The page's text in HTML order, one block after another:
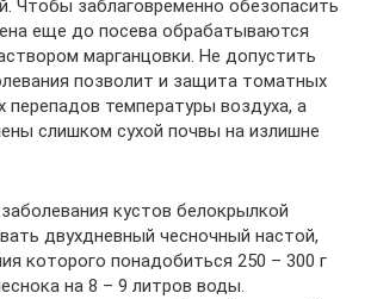
Чтобы заблаговременно обезопасить
еще до посева обрабатываются
марганцовки. Не допустить
позволит и защита томатных
перепадов температуры воздуха, а
слишком сухой почвы на излишне
кустов белокрылкой
двухдневный чесночный настой,
которого понадобиться 250 – 300 г
на 8 – 9 литров воды.